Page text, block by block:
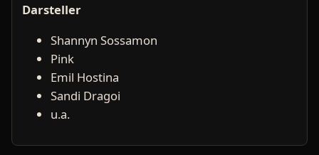
Darsteller
Shannyn Sossamon
Pink
Emil Hostina
Sandi Dragoi
u.a.